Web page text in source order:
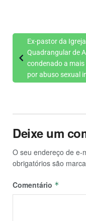
Ex-pastor da Igreja
Quadrangular de
condenado a mais
por abuso sexual
Deixe um
O seu endereço de e-
obrigatórios são
Comentário *